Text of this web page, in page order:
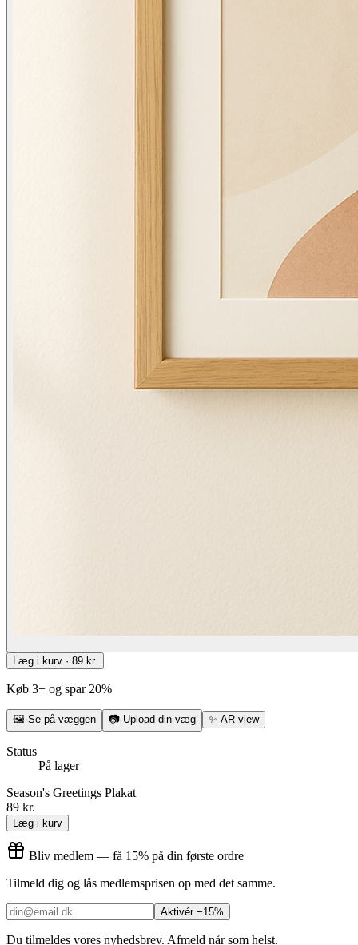
Læg i kurv · 89 kr.
Køb 3+ og spar 20%
🖼 Se på væggen 📷 Upload din væg ✨ AR-view
Status
På lager
Season's Greetings Plakat
89 kr.
Læg i kurv
Bliv medlem — få 15% på din første ordre
Tilmeld dig og lås medlemsprisen op med det samme.
Aktivér −15%
Du tilmeldes vores nyhedsbrev. Afmeld når som helst.